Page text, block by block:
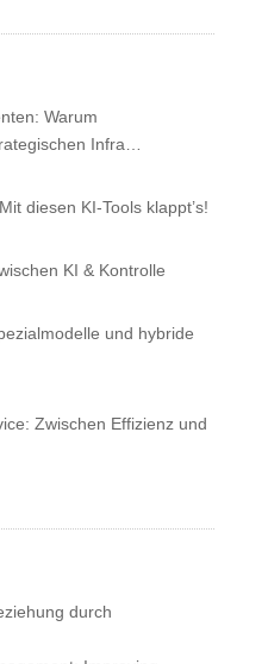
Warum
Infra…
diesen KI-Tools klappt’s!
KI & Kontrolle
und hybride
Zwischen Effizienz und
durch